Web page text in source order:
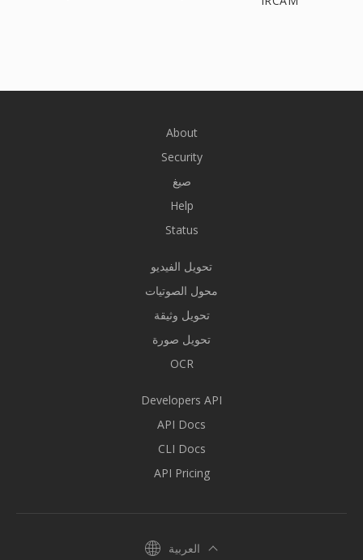
About
Security
صيغ
Help
Status
تحويل الفيديو
محول الصوتيات
تحويل وثيقة
تحويل صورة
OCR
Developers API
API Docs
CLI Docs
API Pricing
العربية